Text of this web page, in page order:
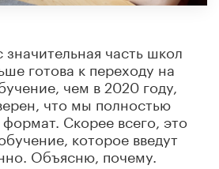
часть школ
готова к переходу на
чем в 2020 году,
что мы полностью
Скорее всего, это
которое введут
Объясню, почему.